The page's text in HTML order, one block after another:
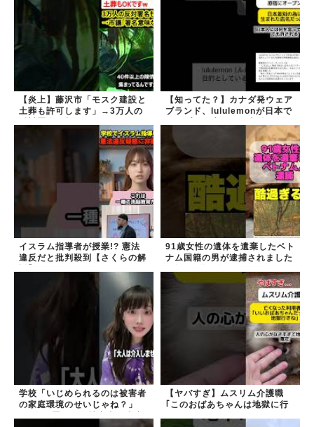
【炎上】藤沢市「モスク建設と
土葬も許可します」→3万人の
【知ってた？】カナダ発ウェア
ブランド、lululemonが日本で
イスラム指導者が授業!? 憲法
違反だと批判殺到【さくらの解
91歳女性の遺体を遺棄したベト
ナム国籍の男が逮捕されました
学校「いじめられるのは被害者
の家庭環境のせいじゃね？」
【ヤバすぎ】ムスリム介護職
｢このおばあちゃんは地獄に行